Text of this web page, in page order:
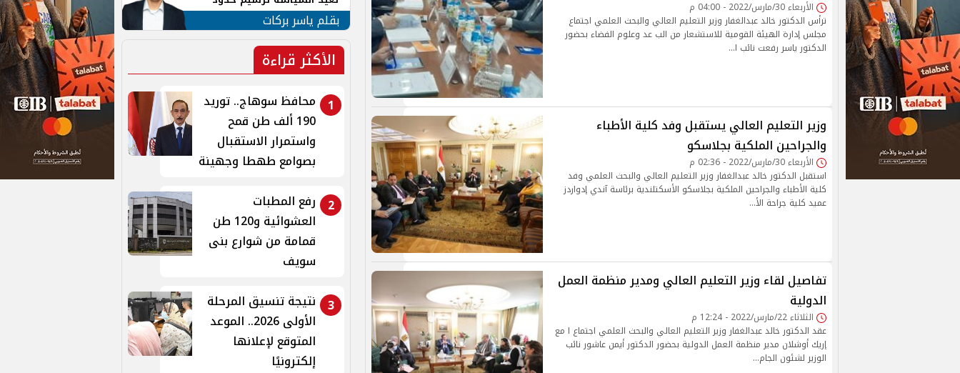
الأربعاء 30/مارس/2022 - 04:00 م
ترأس الدكتور خالد عبدالغفار وزير التعليم العالي والبحث العلمي اجتماع
مجلس إدارة الهيئة القومية للاستشعار من الب عد وعلوم الفضاء بحضور
الدكتور ياسر رفعت نائب ا…
وزير التعليم العالي يستقبل وفد كلية الأطباء
والجراحين الملكية بجلاسكو
الأربعاء 30/مارس/2022 - 02:36 م
استقبل الدكتور خالد عبدالغفار وزير التعليم العالي والبحث العلمي وفد
كلية الأطباء والجراحين الملكية بجلاسكو الأسكتلندية برئاسة آندي إدواردز
عميد كلية جراحة الأ…
تفاصيل لقاء وزير التعليم العالي ومدير منظمة العمل
الدولية
الثلاثاء 22/مارس/2022 - 12:24 م
عقد الدكتور خالد عبدالغفار وزير التعليم العالي والبحث العلمي اجتماع ا مع
إريك أوشلان مدير منظمة العمل الدولية بحضور الدكتور أيمن عاشور نائب
الوزير لشئون الجام…
الأمن القومي العربي
بقلم ياسر بركات
الأكثر قراءة
1
محافظ سوهاج.. توريد
190 ألف طن قمح
واستمرار الاستقبال
بصوامع طهطا وجهينة
2
رفع المطبات
العشوائية و120 طن
قمامة من شوارع بنى
سويف
3 نتيجة تنسيق المرحلة
الأولى 2026.. الموعد
المتوقع لإعلانها
إلكترونيًا